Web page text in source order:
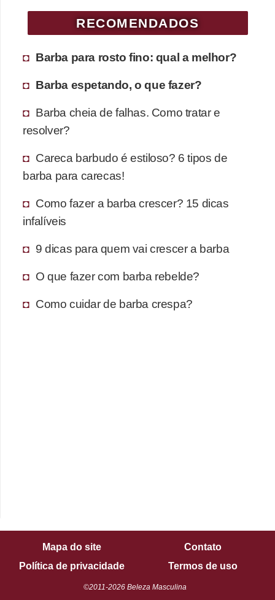
RECOMENDADOS
Barba para rosto fino: qual a melhor?
Barba espetando, o que fazer?
Barba cheia de falhas. Como tratar e
resolver?
Careca barbudo é estiloso? 6 tipos de
barba para carecas!
Como fazer a barba crescer? 15 dicas
infalíveis
9 dicas para quem vai crescer a barba
O que fazer com barba rebelde?
Como cuidar de barba crespa?
Mapa do site
Contato
Política de privacidade
Termos de uso
©2011-2026 Beleza Masculina